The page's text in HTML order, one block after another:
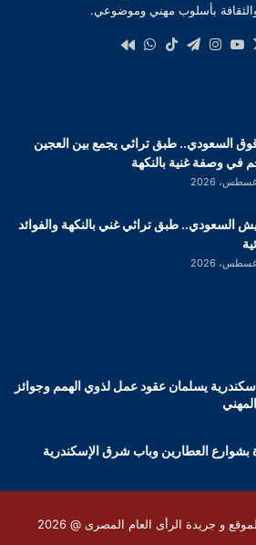
والثقافة بأسلوب مهني وموضوعي.
‫X
‫YouTube
انستقرام
تيلقرام‫TikTokواتساب
السعودي.. طبق تراثي يجمع بين العجين
في وصفة غنية بالنكهة
السعودي.. طبق تراثي غني بالنكهة والفوائد
يسلمان عقود عمل لذوي الهمم وجوائز
بشوارع العطارين وباب شرق الإسكندرية
و جريدة الرأى العام المصرى @ 2026